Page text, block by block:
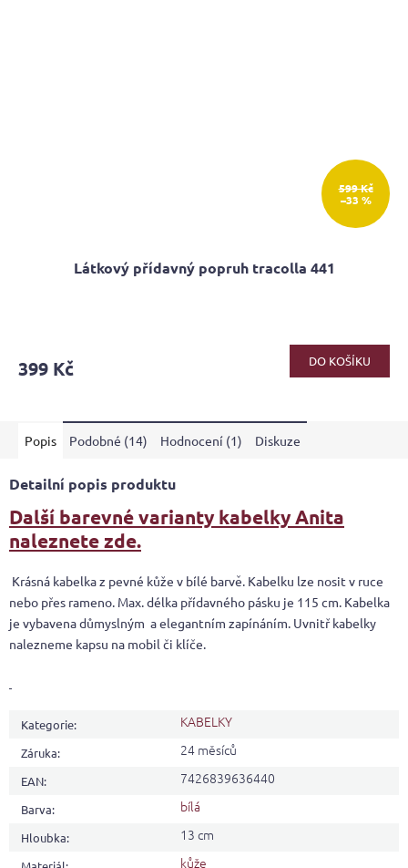
599 Kč
–33 %
Látkový přídavný popruh tracolla 441
je
hvězdiček.
399 Kč DO KOŠÍKU
Popis Podobné (14) Hodnocení (1) Diskuze
Detailní popis produktu
Další barevné varianty kabelky Anita
naleznete zde.
Krásná kabelka z pevné kůže v bílé barvě. Kabelku lze nosit v ruce
nebo přes rameno. Max. délka přídavného pásku je 115 cm. Kabelka
je vybavena důmyslným a elegantním zapínáním. Uvnitř kabelky
nalezneme kapsu na mobil či klíče.
Kategorie: KABELKY
Záruka: 24 měsíců
EAN: 7426839636440
Barva: bílá
Hloubka: 13 cm
kůže